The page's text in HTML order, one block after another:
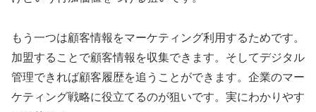
もう一つは顧客情報をマーケティング利用するためです。
加盟することで顧客情報を収集できます。そしてデジタル
管理できれば顧客履歴を追うことができます。企業のマー
ケティング戦略に役立てるのが狙いです。実にわかりやす